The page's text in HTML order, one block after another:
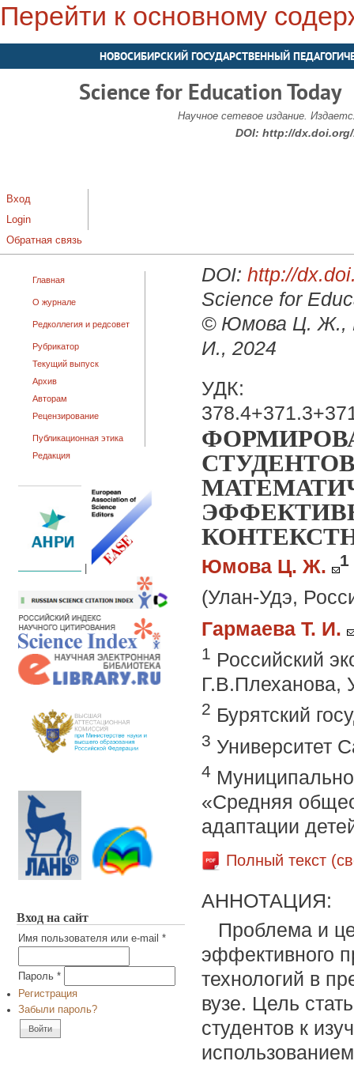
Перейти к основному
НОВОСИБИРСКИЙ ГОСУДАРСТВЕННЫЙ
Science for Education Today
Научное сетевое издание.
DOI: http://dx.doi.org/
Вход
Login
Обратная связь
Главная
О журнале
Редколлегия и редсовет
Рубрикатор
Текущий выпуск
Архив
Авторам
Рецензирование
Публикационная этика
Редакция
Вход на сайт
Имя пользователя или e-mail *
Пароль *
Регистрация
Забыли пароль?
DOI: http://
Science for
© Юмова Ц. Ж.,
И., 2024
УДК:
Юмова Ц. Ж. 1
(Улан-Удэ,
Гармаева Т. И.
1 Российский
Г.В.Плеханова,
2 Бурятский
3 Университет
4
«Средняя
адаптации
Полный текст
АННОТАЦИЯ:
Проблема и
эффективного
технологий в
вузе. Цель
студентов к